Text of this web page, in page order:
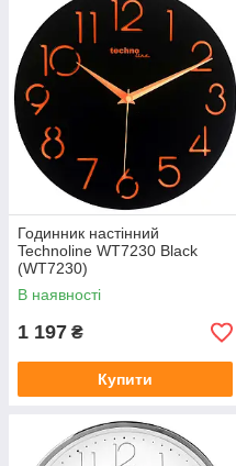
Годинник настінний
Technoline WT7230 Black
(WT7230)
В наявності
1 197 ₴
Купити